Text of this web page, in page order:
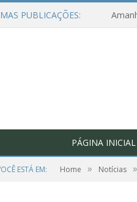
PUBLICAÇÕES:
PÁGINA INICIAL
ESTÁ EM: Home » Notícias »